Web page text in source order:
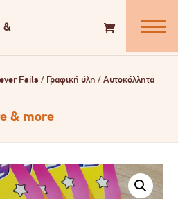
Fails/ Γραφική ύλη /Αυτοκόλλητα
& more